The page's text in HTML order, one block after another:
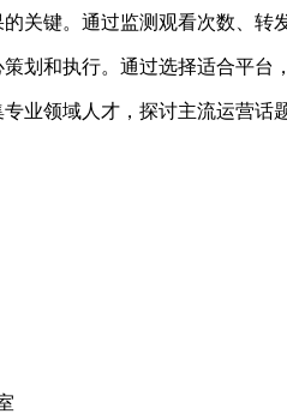
键。通过监测观看次数、转
划和执行。通过选择适合平台
领域人才，探讨主流运营话